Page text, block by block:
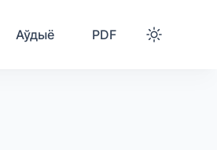
Аўдыё PDF